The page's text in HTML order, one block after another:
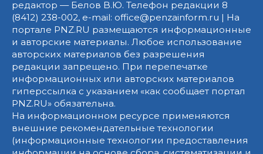
редактор — Белов В.Ю. Телефон редакции 8
(8412) 238-002, e-mail: office@penzainform.ru | На
портале PNZ.RU размещаются информационные
и авторские материалы. Любое использование
авторских материалов без разрешения
редакции запрещено. При перепечатке
информационных или авторских материалов
гиперссылка с указанием «как сообщает портал
PNZ.RU» обязательна.
На информационном ресурсе применяются
внешние рекомендательные технологии
(информационные технологии предоставления